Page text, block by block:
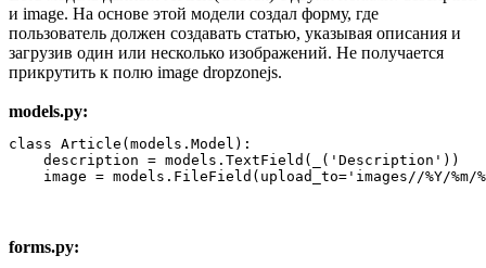
и image. На основе этой модели создал форму, где
пользователь должен создавать статью, указывая описания и
загрузив один или несколько изображений. Не получается
прикрутить к полю image dropzonejs.
models.py:
class Article(models.Model):
    description = models.TextField(_('Description'))
image = models.FileField(upload_to='images//%Y/%m/
forms.py: